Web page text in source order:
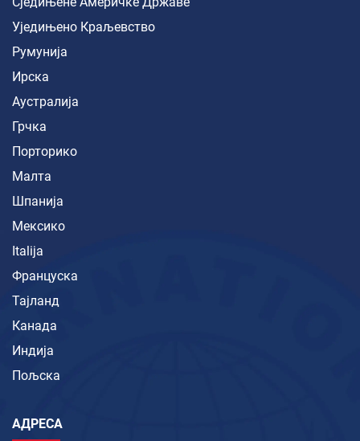
Уједињено Краљевство
Румунија
Ирска
Аустралија
Грчка
Порторико
Малта
Шпанија
Мексико
Italija
Француска
Тајланд
Канада
Индија
Пољска
АДРЕСА